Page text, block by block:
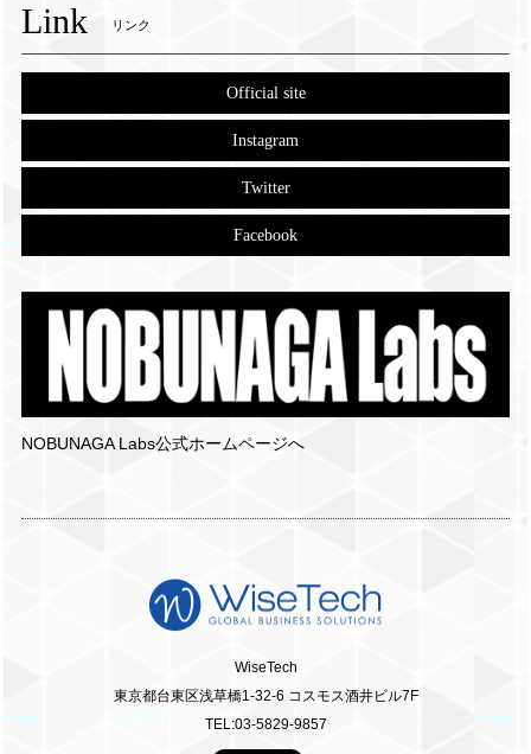
Link リンク
Official site
Instagram
Twitter
Facebook
NOBUNAGA Labs公式ホームページへ
WiseTech
東京都台東区浅草橋1-32-6 コスモス酒井ビル7F
TEL:03-5829-9857